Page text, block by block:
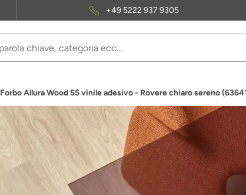
+49 5222 937 9305
Forbo Allura Wood 55 vinile adesivo - Rovere chiaro sereno